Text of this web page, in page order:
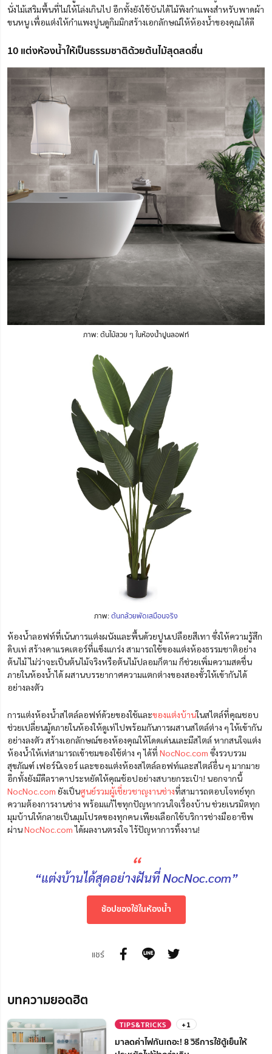
นั่งไม้เสริมพื้นที่ไม่ให้โล่งเกินไป อีกทั้งยังใช้บันได้ไม้พิงกำแพงสำหรับพาดผ้า
ขนหนู เพื่อแต่งให้กำแพงปูนดูกิมมิกสร้างเอกลักษณ์ให้ห้องน้ำของคุณได้ดี
10 แต่งห้องน้ำให้เป็นธรรมชาติด้วยต้นไม้สุดสดชื่น
ภาพ: ต้นไม้สวย ๆ ในห้องน้ำปูนลอฟท์
ภาพ:ต้นกล้วยพัดเสมือนจริง
ห้องน้ำลอฟท์ที่เน้นการแต่งผนังและพื้นด้วยปูนเปลือยสีเทา ซึ่งให้ความรู้สึก
ดิบเท่ สร้างคาแรคเตอร์ที่แข็งแกร่ง สามารถใช้ของแต่งห้องธรรมชาติอย่าง
ต้นไม้ ไม่ว่าจะเป็นต้นไม้จริงหรือต้นไม้ปลอมก็ตาม ก็ช่วยเพิ่มความสดชื่น
ภายในห้องน้ำได้ ผสานบรรยากาศความแตกต่างของสองขั้วให้เข้ากันได้
อย่างลงตัว
การแต่งห้องน้ำสไตล์ลอฟท์ด้วยของใช้และของแต่งบ้านในสไตล์ที่คุณชอบ
ช่วยเปลี่ยนมู้ดภายในห้องให้ดูเท่ไปพร้อมกันการผสานสไตล์ต่าง ๆ ให้เข้ากัน
อย่างลงตัว สร้างเอกลักษณ์ของห้องคุณให้โดดเด่นและมีสไตล์ หากสนใจแต่ง
ห้องน้ำให้เท่สามารถเข้าชมของใช้ต่าง ๆ ได้ที่ NocNoc.com ซึ่งรวบรวม
สุขภัณฑ์ เฟอร์นิเจอร์ และของแต่งห้องสไตล์ลอฟท์และสไตล์อื่น ๆ มากมาย
อีกทั้งยังมีดีลราคาประหยัดให้คุณช้อปอย่างสบายกระเป๋า! นอกจากนี้
NocNoc.com ยังเป็นศูนย์รวมผู้เชี่ยวชาญงานช่างที่สามารถตอบโจทย์ทุก
ความต้องการงานช่าง พร้อมแก้ไขทุกปัญหากวนใจเรื่องบ้าน ช่วยเนรมิตทุก
มุมบ้านให้กลายเป็นมุมโปรดของทุกคน เพียงเลือกใช้บริการช่างมืออาชีพ
ผ่านNocNoc.comได้ผลงานตรงใจ ไร้ปัญหาการทิ้งงาน!
“
“แต่งบ้านได้สุดอย่างฝันที่ NocNoc.com”
ช้อปของใช้ในห้องน้ำ
แชร์
บทความยอดฮิต
TIPS&TRICKS +1
มาลดค่าไฟกันเถอะ! 8 วิธีการใช้ตู้เย็นให้